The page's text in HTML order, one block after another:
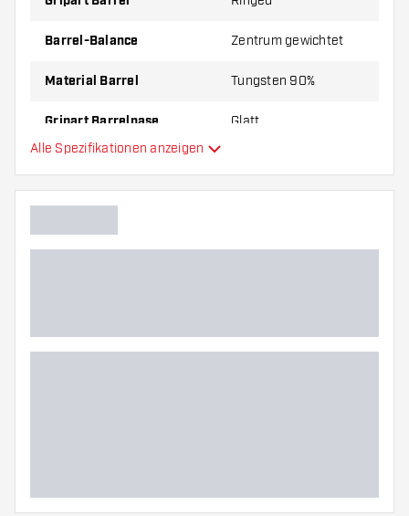
Barrel-Balance Zentrum gewichtet
Material Barrel Tungsten 90%
Gripart Barrelnase Glatt
Barrelfarbe
Alle Spezifikationen anzeigen